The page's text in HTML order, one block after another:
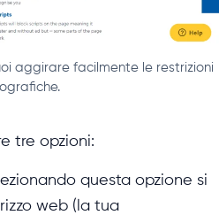
aggirare facilmente le restrizioni
tre opzioni:
questa opzione si
web (la tua